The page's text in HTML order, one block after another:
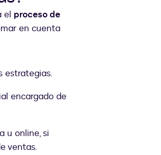
el proceso de
en cuenta
estrategias.
encargado de
u online, si
ventas.